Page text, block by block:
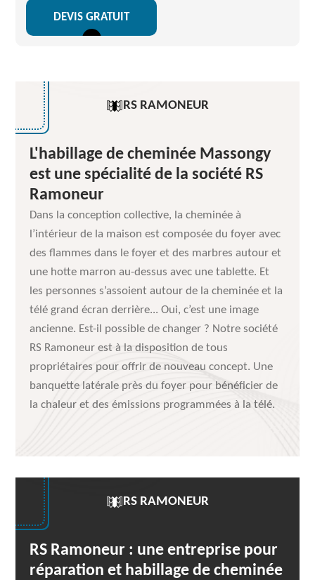
DEVIS GRATUIT
RS RAMONEUR
L'habillage de cheminée Massongy
est une spécialité de la société RS
Ramoneur
Dans la conception collective, la cheminée à
l’intérieur de la maison est composée du foyer avec
des flammes dans le foyer et des marbres autour et
une hotte marron au-dessus avec une tablette. Et
les personnes s’assoient autour de la cheminée et la
télé grand écran derrière... Oui, c’est une image
ancienne. Est-il possible de changer ? Notre société
RS Ramoneur est à la disposition de tous
propriétaires pour offrir de nouveau concept. Une
banquette latérale près du foyer pour bénéficier de
la chaleur et des émissions programmées à la télé.
RS RAMONEUR
RS Ramoneur : une entreprise pour
réparation et habillage de cheminée